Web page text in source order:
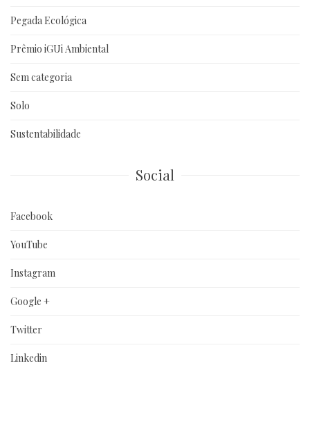
Pegada Ecológica
Prêmio iGUi Ambiental
Sem categoria
Solo
Sustentabilidade
Social
Facebook
YouTube
Instagram
Google +
Twitter
Linkedin